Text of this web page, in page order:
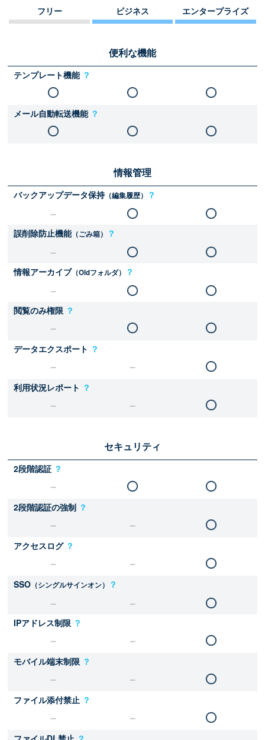
フリー ビジネス エンタープライズ
便利な機能
テンプレート機能 ？
メール自動転送機能 ？
情報管理
バックアップデータ保持（編集履歴） ？
誤削除防止機能（ごみ箱） ？
情報アーカイブ（Oldフォルダ） ？
閲覧のみ権限 ？
データエクスポート ？
利用状況レポート ？
セキュリティ
2段階認証 ？
2段階認証の強制 ？
アクセスログ ？
SSO （シングルサインオン） ？
IPアドレス制限 ？
モバイル端末制限 ？
ファイル添付禁止 ？